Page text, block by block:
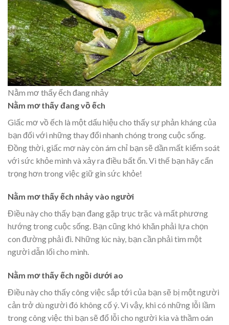
Nằm mơ thấy ếch đang nhảy
Nằm mơ thấy đang vồ ếch
Giấc mơ vồ ếch là một dấu hiệu cho thấy sự phản kháng của
bạn đối với những thay đổi nhanh chóng trong cuộc sống.
Đồng thời, giấc mơ này còn ám chỉ bạn sẽ dần mất kiểm soát
với sức khỏe mình và xảy ra điều bất ổn. Vì thế bạn hãy cẩn
trọng hơn trong việc giữ gìn sức khỏe!
Nằm mơ thấy ếch nhảy vào người
Điều này cho thấy bạn đang gặp trục trặc và mất phương
hướng trong cuộc sống. Bạn cũng khó khăn phải lựa chọn
con đường phải đi. Những lúc này, bạn cần phải tìm một
người dẫn lối cho mình.
Nằm mơ thấy ếch ngồi dưới ao
Điều này cho thấy công việc sắp tới của bạn sẽ bị một người
cản trở dù người đó không cố ý. Vì vậy, khi có những lỗi lầm
trong công việc thì bạn sẽ đổ lỗi cho người kia và thầm oán